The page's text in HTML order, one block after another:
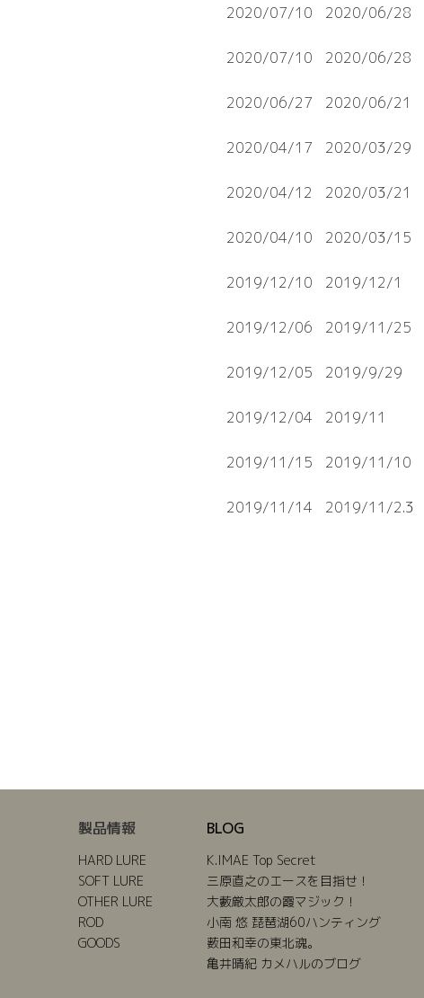
2020/07/10 2020/06/28
2020/07/10 2020/06/28
2020/06/27
2020/06/21
2020/04/17 2020/03/29
2020/04/12
2020/03/21
2020/04/10
2020/03/15
2019/12/10
2019/12/1
2019/12/06 2019/11/25
2019/12/05
2019/9/29
2019/12/04 2019/11
2019/11/15
2019/11/10
2019/11/14 2019/11/2.3
製品情報
HARD LURE
SOFT LURE
OTHER LURE
ROD
GOODS
BLOG
K.IMAE Top Secret
三原直之のエースを目指せ！
大藪厳太郎の霞マジック！
小南 悠 琵琶湖60ハンティング
薮田和幸の東北魂。
亀井晴紀 カメハルのブログ